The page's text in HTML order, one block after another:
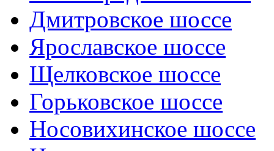
Дмитровское шоссе
Ярославское шоссе
Щелковское шоссе
Горьковское шоссе
Носовихинское шоссе